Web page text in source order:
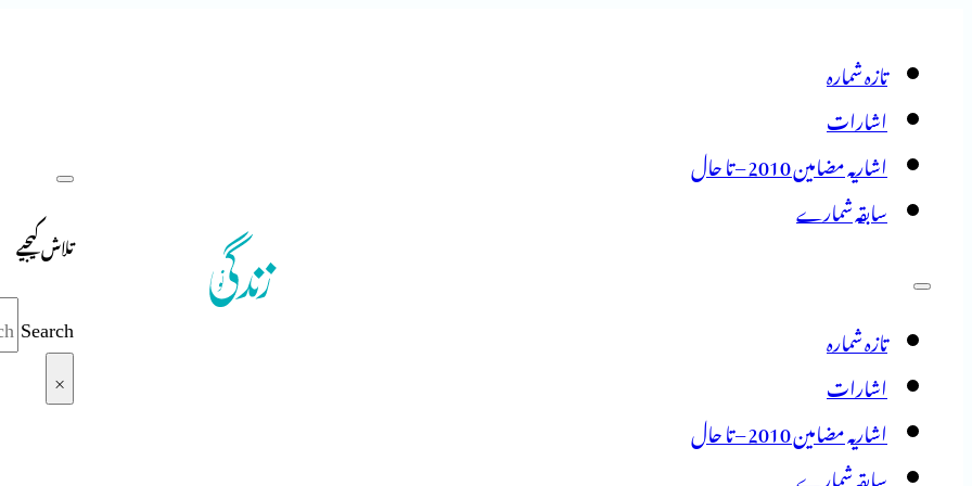
تازہ شمارہ
اشارات
اشاریہ مضامین 2010 – تا حال
سابقہ شمارے
تازہ شمارہ
اشارات
اشاریہ مضامین 2010 – تا حال
سابقہ شمارے
تلاش کیجیے
Search
×